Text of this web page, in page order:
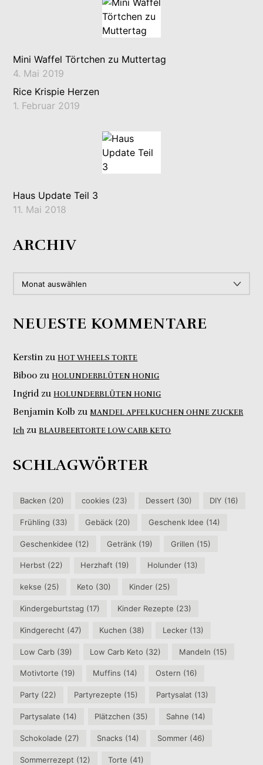
Mini Waffel Törtchen zu Muttertag
4. Mai 2019
Rice Krispie Herzen
1. Februar 2019
Haus Update Teil 3
11. Mai 2018
ARCHIV
NEUESTE KOMMENTARE
Kerstin zuHOT WHEELS TORTE
Biboo zuHOLUNDERBLÜTEN HONIG
IngridzuHOLUNDERBLÜTEN HONIG
Benjamin Kolb zuMANDEL APFELKUCHEN OHNE ZUCKER
Ich zuBLAUBEERTORTE LOW CARB KETO
SCHLAGWÖRTER
Backen (20) cookies (23) Dessert (30) DIY (16)
Frühling (33) Gebäck (20) Geschenk Idee (14)
Geschenkidee (12) Getränk (19) Grillen (15)
Herbst (22) Herzhaft (19) Holunder(13)
kekse (25) Keto (30) Kinder(25)
Kindergeburtstag (17) Kinder Rezepte (23)
Kindgerecht (47) Kuchen (38) Lecker(13)
Low Carb (39) Low Carb Keto (32) Mandeln (15)
Motivtorte (19) Muffins (14) Ostern (16)
Party (22) Partyrezepte (15) Partysalat (13)
Partysalate (14) Plätzchen (35) Sahne (14)
Schokolade (27) Snacks (14) Sommer(46)
Sommerrezept (12) Torte (41)